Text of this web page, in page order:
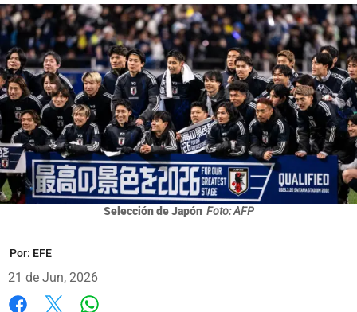
Selección de Japón Foto: AFP
Por: EFE
21 de Jun, 2026